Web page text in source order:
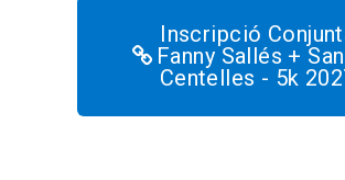
Inscripció
Fanny Sallés +
Centelles - 5k